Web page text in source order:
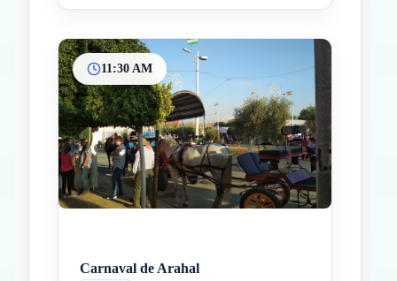
11:30 AM
Carnaval de Arahal